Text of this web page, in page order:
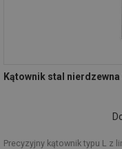
Kątownik stal nierdzewna
Precyzyjny kątownik typu L z